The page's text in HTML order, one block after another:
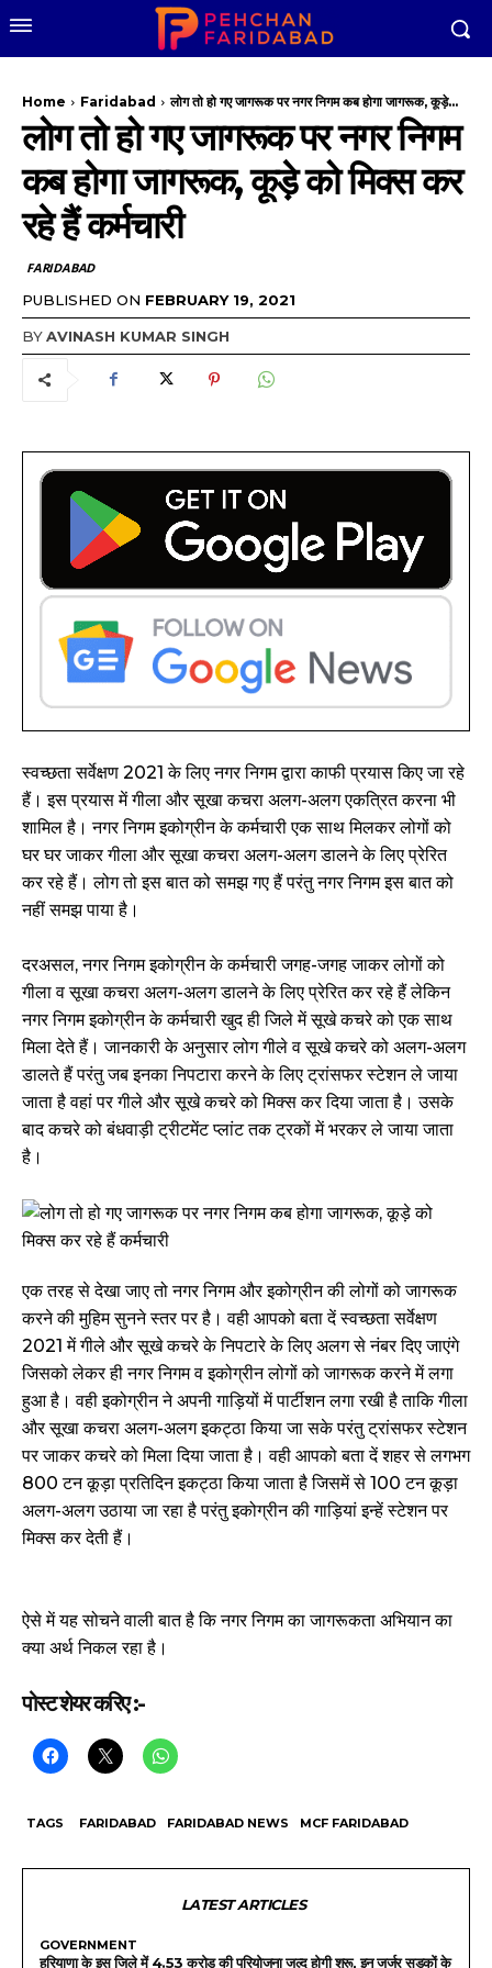
Home Faridabad लोग तो हो गए जागरूक पर नगर निगम कब होगा जागरूक, कूड़े...
लोग तो हो गए जागरूक पर नगर निगम
कब होगा जागरूक, कूड़े को मिक्स कर
रहे हैं कर्मचारी
FARIDABAD
PUBLISHED ON FEBRUARY 19, 2021
BYAVINASH KUMAR SINGH
स्वच्छता सर्वेक्षण 2021 के लिए नगर निगम द्वारा काफी प्रयास किए जा रहे
हैं। इस प्रयास में गीला और सूखा कचरा अलग-अलग एकत्रित करना भी
शामिल है। नगर निगम इकोग्रीन के कर्मचारी एक साथ मिलकर लोगों को
घर घर जाकर गीला और सूखा कचरा अलग-अलग डालने के लिए प्रेरित
कर रहे हैं। लोग तो इस बात को समझ गए हैं परंतु नगर निगम इस बात को
नहीं समझ पाया है।
दरअसल, नगर निगम इकोग्रीन के कर्मचारी जगह-जगह जाकर लोगों को
गीला व सूखा कचरा अलग-अलग डालने के लिए प्रेरित कर रहे हैं लेकिन
नगर निगम इकोग्रीन के कर्मचारी खुद ही जिले में सूखे कचरे को एक साथ
मिला देते हैं। जानकारी के अनुसार लोग गीले व सूखे कचरे को अलग-अलग
डालते हैं परंतु जब इनका निपटारा करने के लिए ट्रांसफर स्टेशन ले जाया
जाता है वहां पर गीले और सूखे कचरे को मिक्स कर दिया जाता है। उसके
बाद कचरे को बंधवाड़ी ट्रीटमेंट प्लांट तक ट्रकों में भरकर ले जाया जाता
है।
एक तरह से देखा जाए तो नगर निगम और इकोग्रीन की लोगों को जागरूक
करने की मुहिम सुनने स्तर पर है। वही आपको बता दें स्वच्छता सर्वेक्षण
2021 में गीले और सूखे कचरे के निपटारे के लिए अलग से नंबर दिए जाएंगे
जिसको लेकर ही नगर निगम व इकोग्रीन लोगों को जागरूक करने में लगा
हुआ है। वही इकोग्रीन ने अपनी गाड़ियों में पार्टीशन लगा रखी है ताकि गीला
और सूखा कचरा अलग-अलग इकट्ठा किया जा सके परंतु ट्रांसफर स्टेशन
पर जाकर कचरे को मिला दिया जाता है। वही आपको बता दें शहर से लगभग
800 टन कूड़ा प्रतिदिन इकट्ठा किया जाता है जिसमें से 100 टन कूड़ा
अलग-अलग उठाया जा रहा है परंतु इकोग्रीन की गाड़ियां इन्हें स्टेशन पर
मिक्स कर देती हैं।
ऐसे में यह सोचने वाली बात है कि नगर निगम का जागरूकता अभियान का
क्या अर्थ निकल रहा है।
पोस्ट शेयर करिए :-
TAGS FARIDABAD FARIDABAD NEWS MCF FARIDABAD
LATEST ARTICLES
GOVERNMENT
हरियाणा के इस जिले में 4.53 करोड़ की परियोजना जल्द होगी शुरू, इन जर्जर सड़कों के